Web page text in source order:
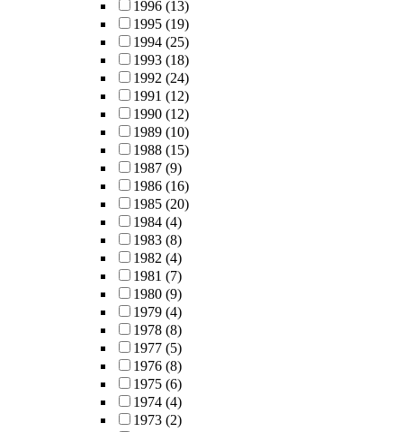
1996 (13)
1995 (19)
1994 (25)
1993 (18)
1992 (24)
1991 (12)
1990 (12)
1989 (10)
1988 (15)
1987 (9)
1986 (16)
1985 (20)
1984 (4)
1983 (8)
1982 (4)
1981 (7)
1980 (9)
1979 (4)
1978 (8)
1977 (5)
1976 (8)
1975 (6)
1974 (4)
1973 (2)